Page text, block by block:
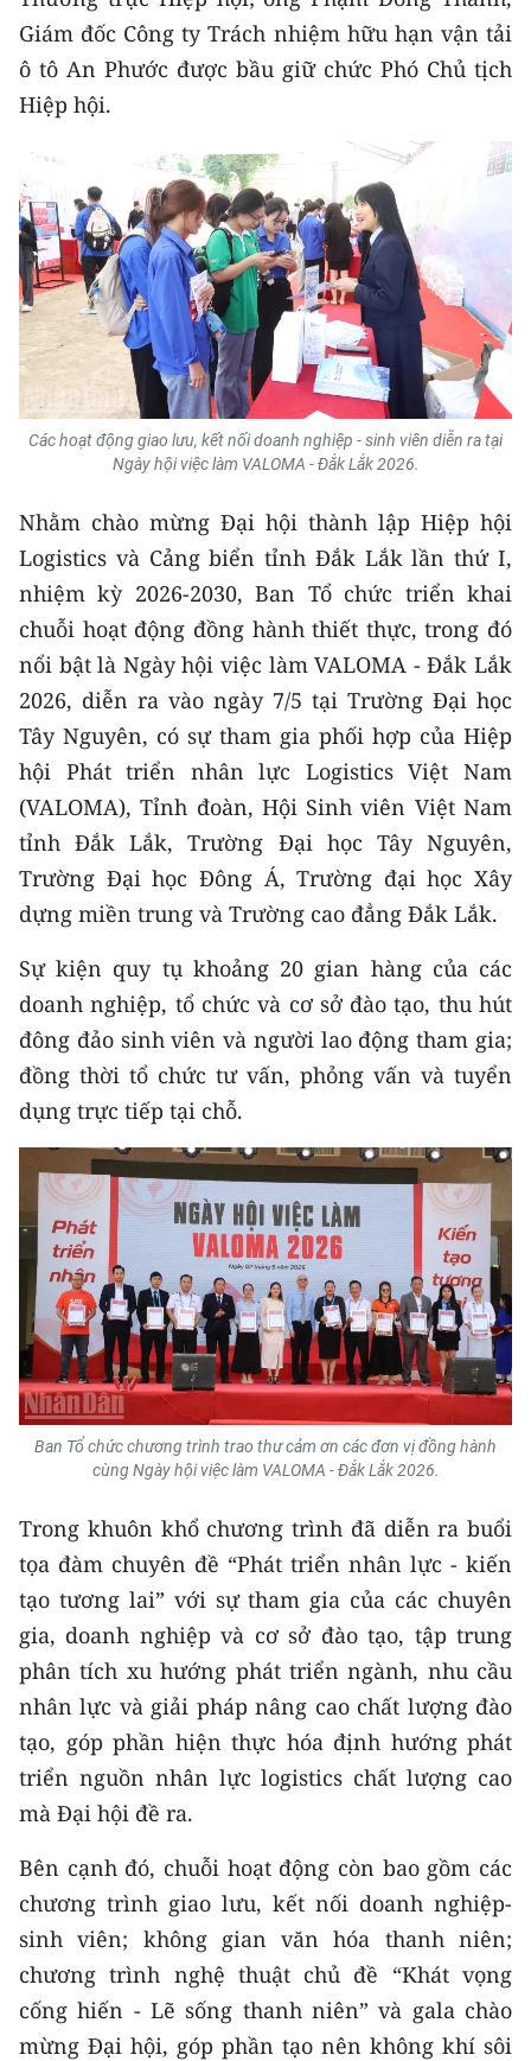
Giám đốc Công ty Trách nhiệm hữu hạn vận tải
ô tô An Phước được bầu giữ chức Phó Chủ tịch
Hiệp hội.
Các hoạt động giao lưu, kết nối doanh nghiệp - sinh viên diễn ra tại
Ngày hội việc làm VALOMA - Đắk Lắk 2026.
Nhằm chào mừng Đại hội thành lập Hiệp hội
Logistics và Cảng biển tỉnh Đắk Lắk lần thứ I,
nhiệm kỳ 2026-2030, Ban Tổ chức triển khai
chuỗi hoạt động đồng hành thiết thực, trong đó
nổi bật là Ngày hội việc làm VALOMA - Đắk Lắk
2026, diễn ra vào ngày 7/5 tại Trường Đại học
Tây Nguyên, có sự tham gia phối hợp của Hiệp
hội Phát triển nhân lực Logistics Việt Nam
(VALOMA), Tỉnh đoàn, Hội Sinh viên Việt Nam
tỉnh Đắk Lắk, Trường Đại học Tây Nguyên,
Trường Đại học Đông Á, Trường đại học Xây
dựng miền trung và Trường cao đẳng Đắk Lắk.
Sự kiện quy tụ khoảng 20 gian hàng của các
doanh nghiệp, tổ chức và cơ sở đào tạo, thu hút
đông đảo sinh viên và người lao động tham gia;
đồng thời tổ chức tư vấn, phỏng vấn và tuyển
dụng trực tiếp tại chỗ.
Ban Tổ chức chương trình trao thư cảm ơn các đơn vị đồng hành
cùng Ngày hội việc làm VALOMA - Đắk Lắk 2026.
Trong khuôn khổ chương trình đã diễn ra buổi
tọa đàm chuyên đề “Phát triển nhân lực - kiến
tạo tương lai” với sự tham gia của các chuyên
gia, doanh nghiệp và cơ sở đào tạo, tập trung
phân tích xu hướng phát triển ngành, nhu cầu
nhân lực và giải pháp nâng cao chất lượng đào
tạo, góp phần hiện thực hóa định hướng phát
triển nguồn nhân lực logistics chất lượng cao
mà Đại hội đề ra.
Bên cạnh đó, chuỗi hoạt động còn bao gồm các
chương trình giao lưu, kết nối doanh nghiệp-
sinh viên; không gian văn hóa thanh niên;
chương trình nghệ thuật chủ đề “Khát vọng
cống hiến - Lẽ sống thanh niên” và gala chào
mừng Đại hội, góp phần tạo nên không khí sôi